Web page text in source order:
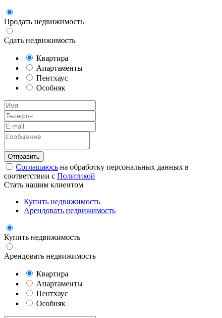
Продать недвижимость
Сдать недвижимость
Квартира
Апартаменты
Пентхаус
Особняк
Соглашаюсь на обработку персональных данных в
соответствии с Политикой
Стать нашим клиентом
Купить недвижимость
Арендовать недвижимость
Купить недвижимость
Арендовать недвижимость
Квартира
Апартаменты
Пентхаус
Особняк